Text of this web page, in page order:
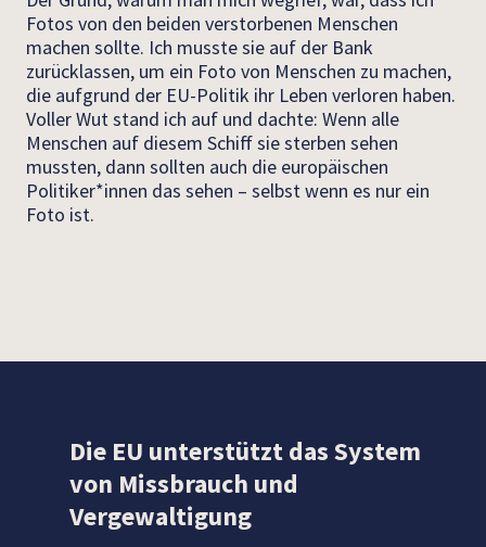
Fotos von den beiden verstorbenen Menschen
machen sollte. Ich musste sie auf der Bank
zurücklassen, um ein Foto von Menschen zu machen,
die aufgrund der EU-Politik ihr Leben verloren haben.
Voller Wut stand ich auf und dachte: Wenn alle
Menschen auf diesem Schiff sie sterben sehen
mussten, dann sollten auch die europäischen
Politiker*innen das sehen – selbst wenn es nur ein
Foto ist.
Die EU unterstützt das System
von Missbrauch und
Vergewaltigung